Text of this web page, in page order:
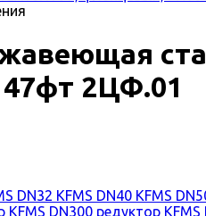
47фт 2ЦФ.01
DN32 KFMS DN40 KFMS
KFMS DN300 редуктор